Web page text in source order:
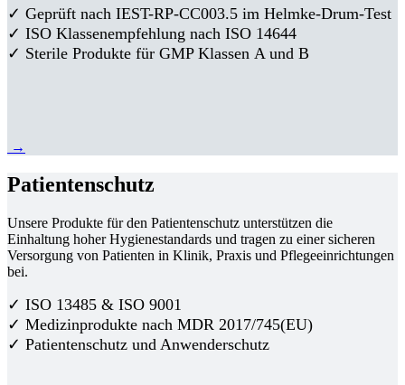
✓ Geprüft nach IEST-RP-CC003.5 im Helmke-Drum-Test
✓ ISO Klassenempfehlung nach ISO 14644
✓ Sterile Produkte für GMP Klassen A und B
→
Patientenschutz
Unsere Produkte für den Patientenschutz unterstützen die
Einhaltung hoher Hygienestandards und tragen zu einer sicheren
Versorgung von Patienten in Klinik, Praxis und Pflegeeinrichtungen
bei.
✓ ISO 13485 & ISO 9001
✓ Medizinprodukte nach MDR 2017/745(EU)
✓ Patientenschutz und Anwenderschutz